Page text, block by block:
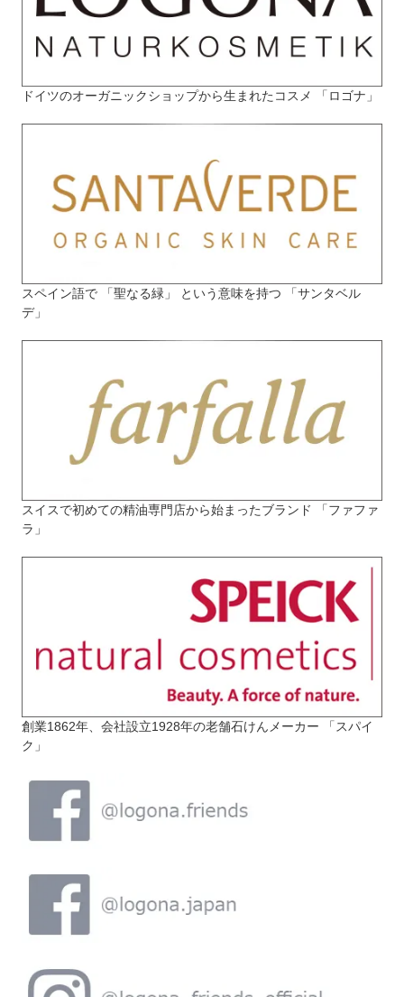
ドイツのオーガニックショップから生まれたコスメ 「ロゴナ」
スペイン語で 「聖なる緑」 という意味を持つ 「サンタベル
デ」
スイスで初めての精油専門店から始まったブランド 「ファファ
ラ」
創業1862年、会社設立1928年の老舗石けんメーカー 「スパイ
ク」